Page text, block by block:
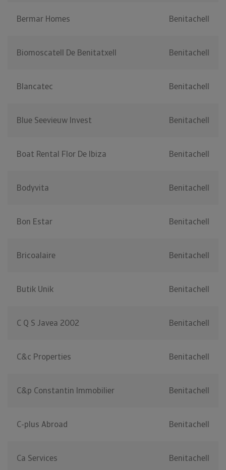
Bermar Homes Benitachell
Biomoscatell De Benitatxell Benitachell
Blancatec Benitachell
Blue Seevieuw Invest Benitachell
Boat Rental Flor De Ibiza Benitachell
Bodyvita Benitachell
Bon Estar Benitachell
Bricoalaire Benitachell
Butik Unik Benitachell
C Q S Javea 2002 Benitachell
C&c Properties Benitachell
C&p Constantin Immobilier Benitachell
C-plus Abroad Benitachell
Ca Services Benitachell